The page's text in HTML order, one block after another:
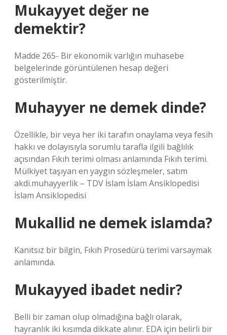
Mukayyet değer ne
demektir?
Madde 265- Bir ekonomik varlığın muhasebe
belgelerinde görüntülenen hesap değeri
gösterilmiştir.
Muhayyer ne demek dinde?
Özellikle, bir veya her iki tarafın onaylama veya fesih
hakkı ve dolayısıyla sorumlu tarafla ilgili bağlılık
açısından Fıkıh terimi olması anlamında Fıkıh terimi.
Mülkiyet taşıyan en yaygın sözleşmeler, satım
akdi.muhayyerlik – TDV İslam İslam Ansiklopedisi
İslam Ansiklopedisi
Mukallid ne demek islamda?
Kanıtsız bir bilgin, Fıkıh Prosedürü terimi varsaymak
anlamında.
Mukayyed ibadet nedir?
Belli bir zaman olup olmadığına bağlı olarak,
hayranlık iki kısımda dikkate alınır. EDA için belirli bir